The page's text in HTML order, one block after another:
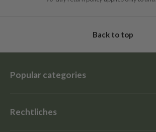
Back to top
Popular categories
Rechtliches